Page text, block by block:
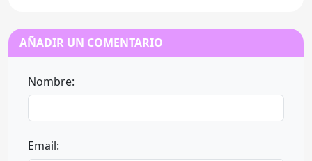
AÑADIR UN COMENTARIO
Nombre:
Email: